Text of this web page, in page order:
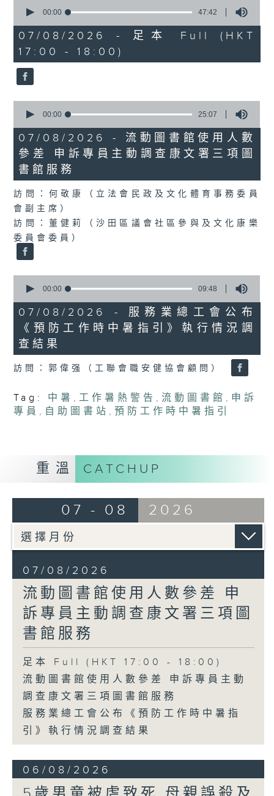
seconds
47
minutes,
42
seconds
00:00 47:42
07/08/2026 - 足本 Full (HKT
17:00 - 18:00)
seconds
25
minutes,
7
seconds
00:00 25:07
07/08/2026 - 流動圖書館使用人數
參差 申訴專員主動調查康文署三項圖
書館服務
訪問：何敬康（立法會民政及文化體育事務委員
會副主席）
訪問：董健莉（沙田區議會社區參與及文化康樂
委員會委員）
seconds
9
minutes,
48
seconds
00:00 09:48
07/08/2026 - 服務業總工會公布
《預防工作時中暑指引》執行情況調
查結果
訪問：郭偉强（工聯會職安健協會顧問）
Tag: 中暑 ,工作暑熱警告 ,流動圖書館 , 申訴
專員 , 自助圖書站 ,預防工作時中暑指引
重溫 CATCHUP
07 - 08 2026
07/08/2026
流動圖書館使用人數參差 申
訴專員主動調查康文署三項圖
書館服務
足本 Full (HKT 17:00 - 18:00)
流動圖書館使用人數參差 申訴專員主動
調查康文署三項圖書館服務
服務業總工會公布《預防工作時中暑指
引》執行情況調查結果
06/08/2026